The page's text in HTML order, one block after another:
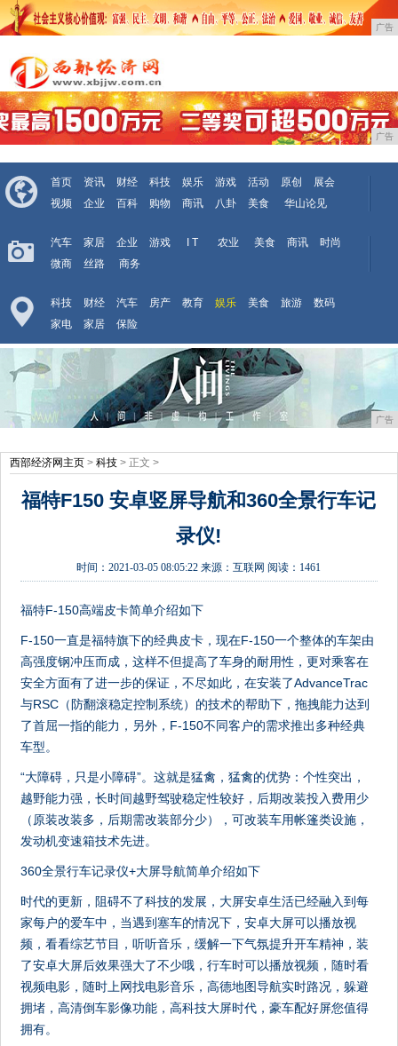
广告
广告
首页 资讯 财经 科技 娱乐 游戏 活动 原创
展会
视频
企业 百科 购物 商讯 八卦 美食 华山论见
汽车 家居 企业 游戏 I T 农业 美食 商讯
时尚
微商
丝路 商务
科技 财经 汽车 房产 教育 娱乐 美食 旅游
数码
家电
家居 保险
广告
西部经济网主页 > 科技 > 正文 >
福特F150 安卓竖屏导航和360全景行车记
录仪!
时间：2021-03-05 08:05:22 来源：互联网 阅读：1461
福特F-150高端皮卡简单介绍如下
F-150一直是福特旗下的经典皮卡，现在F-150一个整体的车架由
高强度钢冲压而成，这样不但提高了车身的耐用性，更对乘客在
安全方面有了进一步的保证，不尽如此，在安装了AdvanceTrac
与RSC（防翻滚稳定控制系统）的技术的帮助下，拖拽能力达到
了首屈一指的能力，另外，F-150不同客户的需求推出多种经典
车型。
“大障碍，只是小障碍”。这就是猛禽，猛禽的优势：个性突出，
越野能力强，长时间越野驾驶稳定性较好，后期改装投入费用少
（原装改装多，后期需改装部分少），可改装车用帐篷类设施，
发动机变速箱技术先进。
360全景行车记录仪+大屏导航简单介绍如下
时代的更新，阻碍不了科技的发展，大屏安卓生活已经融入到每
家每户的爱车中，当遇到塞车的情况下，安卓大屏可以播放视
频，看看综艺节目，听听音乐，缓解一下气氛提升开车精神，装
了安卓大屏后效果强大了不少哦，行车时可以播放视频，随时看
视频电影，随时上网找电影音乐，高德地图导航实时路况，躲避
拥堵，高清倒车影像功能，高科技大屏时代，豪车配好屏您值得
拥有。